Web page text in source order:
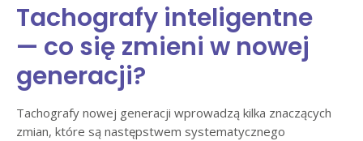
Tachografy inteligentne
— co się zmieni w nowej
generacji?
Tachografy nowej generacji wprowadzą kilka znaczących
zmian, które są następstwem systematycznego